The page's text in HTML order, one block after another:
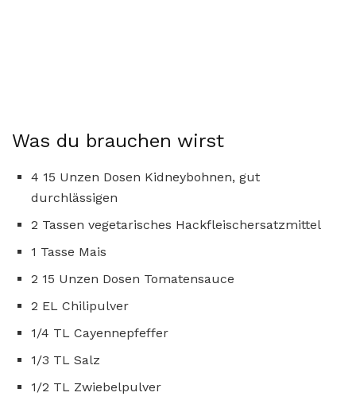
Was du brauchen wirst
4 15 Unzen Dosen Kidneybohnen, gut
durchlässigen
2 Tassen vegetarisches Hackfleischersatzmittel
1 Tasse Mais
2 15 Unzen Dosen Tomatensauce
2 EL Chilipulver
1/4 TL Cayennepfeffer
1/3 TL Salz
1/2 TL Zwiebelpulver